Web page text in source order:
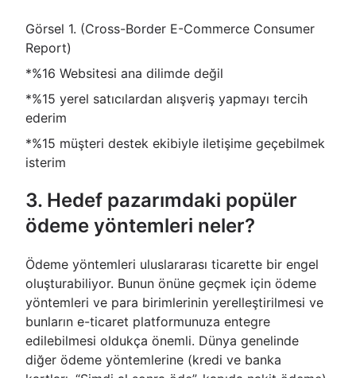
Görsel 1. (Cross-Border E-Commerce Consumer
Report)
*%16 Websitesi ana dilimde değil
*%15 yerel satıcılardan alışveriş yapmayı tercih
ederim
*%15 müşteri destek ekibiyle iletişime geçebilmek
isterim
3. Hedef pazarımdaki popüler
ödeme yöntemleri neler?
Ödeme yöntemleri uluslararası ticarette bir engel
oluşturabiliyor. Bunun önüne geçmek için ödeme
yöntemleri ve para birimlerinin yerelleştirilmesi ve
bunların e-ticaret platformunuza entegre
edilebilmesi oldukça önemli. Dünya genelinde
diğer ödeme yöntemlerine (kredi ve banka